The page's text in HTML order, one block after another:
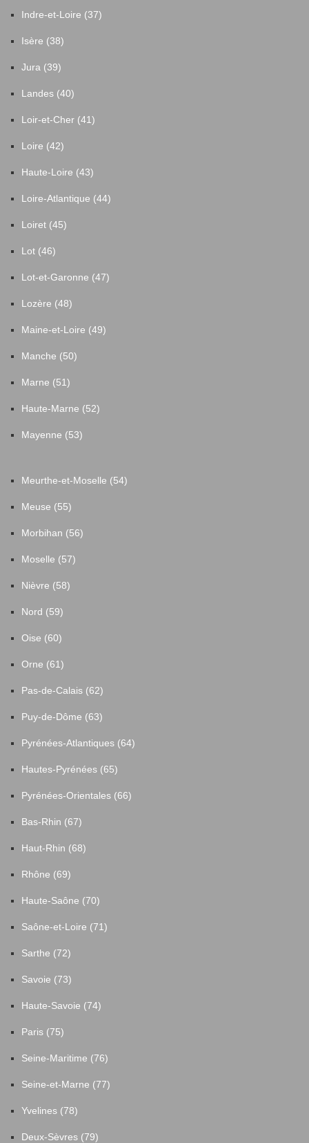
Indre-et-Loire (37)
Isère (38)
Jura (39)
Landes (40)
Loir-et-Cher (41)
Loire (42)
Haute-Loire (43)
Loire-Atlantique (44)
Loiret (45)
Lot (46)
Lot-et-Garonne (47)
Lozère (48)
Maine-et-Loire (49)
Manche (50)
Marne (51)
Haute-Marne (52)
Mayenne (53)
Meurthe-et-Moselle (54)
Meuse (55)
Morbihan (56)
Moselle (57)
Nièvre (58)
Nord (59)
Oise (60)
Orne (61)
Pas-de-Calais (62)
Puy-de-Dôme (63)
Pyrénées-Atlantiques (64)
Hautes-Pyrénées (65)
Pyrénées-Orientales (66)
Bas-Rhin (67)
Haut-Rhin (68)
Rhône (69)
Haute-Saône (70)
Saône-et-Loire (71)
Sarthe (72)
Savoie (73)
Haute-Savoie (74)
Paris (75)
Seine-Maritime (76)
Seine-et-Marne (77)
Yvelines (78)
Deux-Sèvres (79)